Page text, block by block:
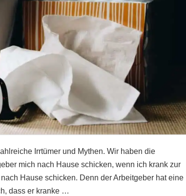
Irrtümer und Mythen. Wir haben die
mich nach Hause schicken, wenn ich krank zur
Hause schicken. Denn der Arbeitgeber hat eine
dass er kranke …